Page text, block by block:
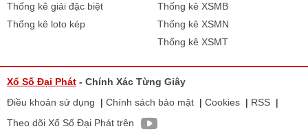
Thống kê giải đặc biệt
Thống kê loto kép
Thống kê XSMB
Thống kê XSMN
Thống kê XSMT
Xổ Số Đại Phát - Chính Xác Từng Giây
Điều khoản sử dụng
| Chính sách bảo mật | Cookies | RSS |
Theo dõi Xổ Số Đại Phát trên